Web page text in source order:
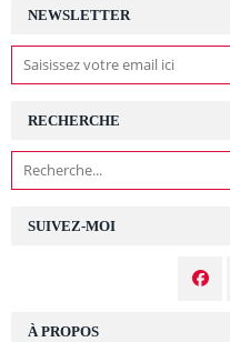
NEWSLETTER
SUIVEZ-MOI
RECHERCHE
À PROPOS